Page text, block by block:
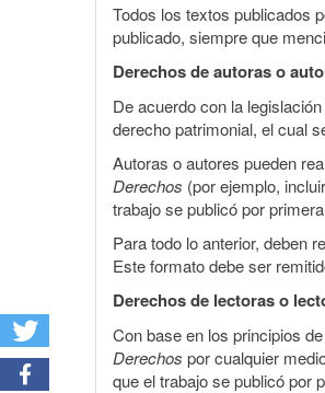
Todos los textos publicados
publicado, siempre que
Derechos de autoras o
De acuerdo con la
derecho patrimonial, el cual
Autoras o autores pueden
Derechos (por ejemplo,
trabajo se publicó por
Para todo lo anterior, deben
Este formato debe ser
Derechos de lectoras o
Con base en los principios
Derechos por cualquier
que el trabajo se publicó por